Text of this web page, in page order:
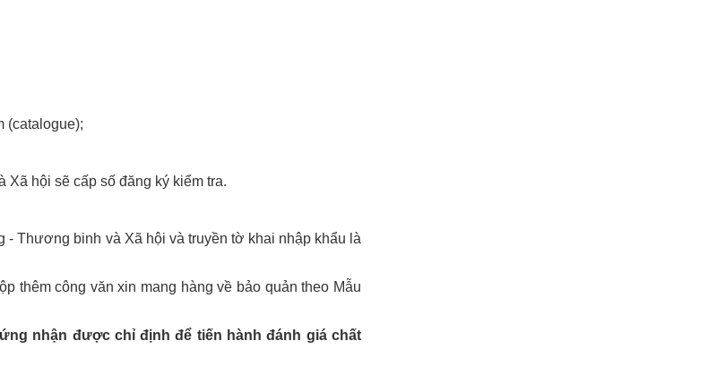
(catalogue);
hội sẽ cấp số đăng ký kiểm tra.
- Thương binh và Xã hội và truyền tờ khai nhập khẩu là
thêm công văn xin mang hàng về bảo quản theo Mẫu
nhận được chỉ định để tiến hành đánh giá chất